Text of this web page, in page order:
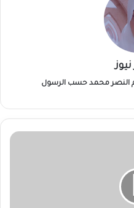
النصر محمد حسب الرسول